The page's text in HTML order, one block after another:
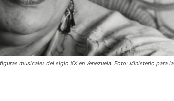
musicales del siglo XX en Venezuela. Foto: Ministerio para la